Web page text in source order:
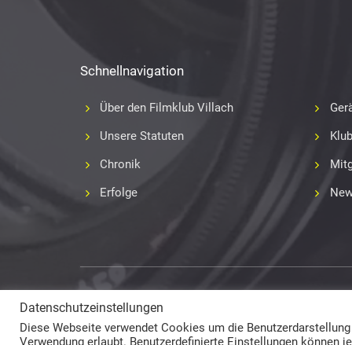
Schnellnavigation
Über den Filmklub Villach
Unsere Statuten
Chronik
Erfolge
Copyright 2017-2018
und Film- und Videoklub Villach (Inhalte) © All Rights
Datenschutzeinstellungen
Diese Webseite verwendet Cookies um die
Verwendung erlaubt. Benutzerdefinierte Einstellungen können